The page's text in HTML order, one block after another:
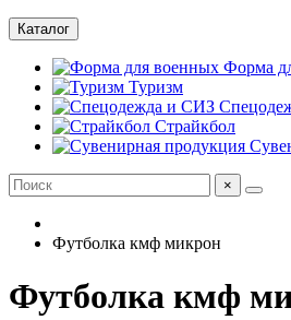
Каталог
Форма
Туризм
Страйкбол
×
Футболка кмф микрон
Футболка кмф